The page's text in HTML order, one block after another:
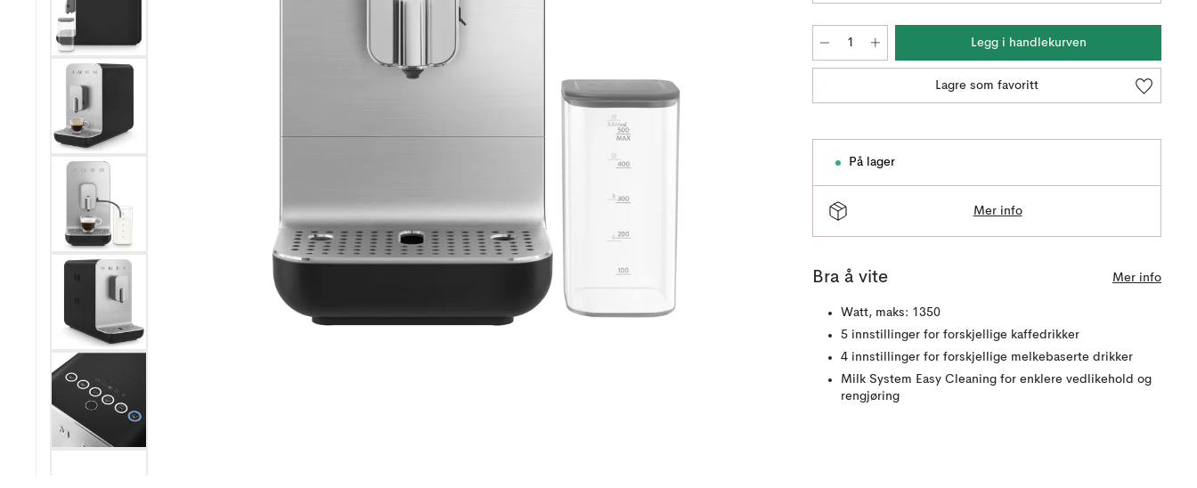
Legg i handlekurven
Lagre som favoritt
På lager
Mer info
Bra å vite Mer info
Watt, maks: 1350
5 innstillinger for forskjellige kaffedrikker
4 innstillinger for forskjellige melkebaserte drikker
Milk System Easy Cleaning for enklere vedlikehold og
rengjøring